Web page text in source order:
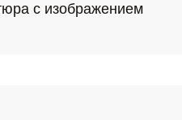
с изображением